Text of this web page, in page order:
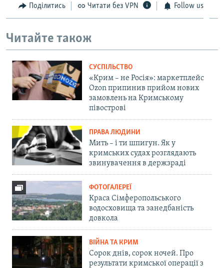
Поділитись Читати без VPN Follow us
Читайте також
СУСПІЛЬСТВО
«Крим – не Росія»: маркетплейс
Ozon припинив прийом нових
замовлень на Кримському
півострові
ПРАВА ЛЮДИНИ
Мить – і ти шпигун. Як у
кримських судах розглядають
звинувачення в держзраді
ФОТОГАЛЕРЕЇ
Краса Сімферопольського
водосховища та занедбаність
довкола
ВІЙНА ТА КРИМ
Сорок днів, сорок ночей. Про
результати кримської операції з